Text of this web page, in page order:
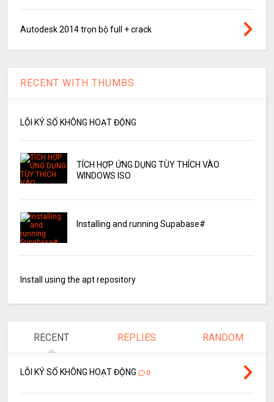
Autodesk 2014 trọn bộ full + crack
RECENT WITH THUMBS
LỖI KÝ SỐ KHÔNG HOẠT ĐỘNG
TÍCH HỢP ỨNG DỤNG TÙY THÍCH VÀO
WINDOWS ISO
Installing and running Supabase#
Install using the apt repository
RECENT REPLIES RANDOM
LỖI KÝ SỐ KHÔNG HOẠT ĐỘNG 0